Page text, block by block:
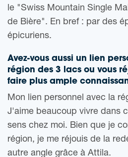
le "Swiss Mountain Single
de Bière". En bref : par des
épicuriens.
Avez-vous aussi un lien
région des 3 lacs ou vous
faire plus ample
Mon lien personnel avec la
J'aime beaucoup vivre dans
sens chez moi. Bien que je
région, je me réjouis de la
autre angle grâce à Attila.